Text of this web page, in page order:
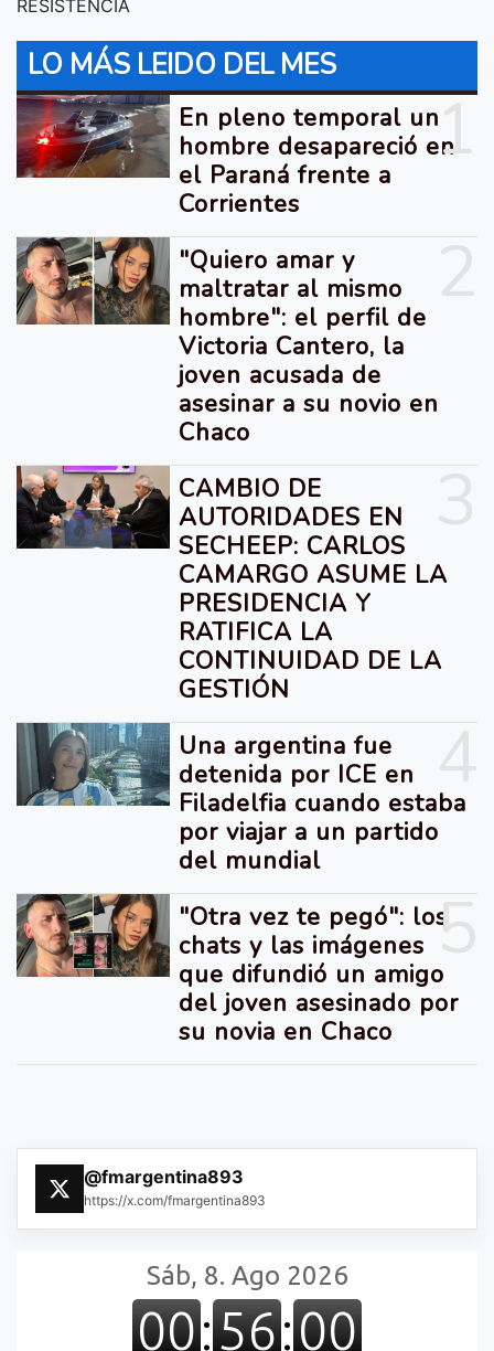
RESISTENCIA
LO MÁS LEIDO DEL MES
1
En pleno temporal un
hombre desapareció en
el Paraná frente a
Corrientes
"Quiero amar y
maltratar al mismo
hombre": el perfil de
Victoria Cantero, la
joven acusada de
asesinar a su novio en
Chaco
CAMBIO DE
AUTORIDADES EN
SECHEEP: CARLOS
CAMARGO ASUME LA
PRESIDENCIA Y
RATIFICA LA
CONTINUIDAD DE LA
GESTIÓN
Una argentina fue
detenida por ICE en
Filadelfia cuando estaba
por viajar a un partido
del mundial
5
"Otra vez te pegó": los
chats y las imágenes
que difundió un amigo
del joven asesinado por
su novia en Chaco
@fmargentina893
https://x.com/fmargentina893